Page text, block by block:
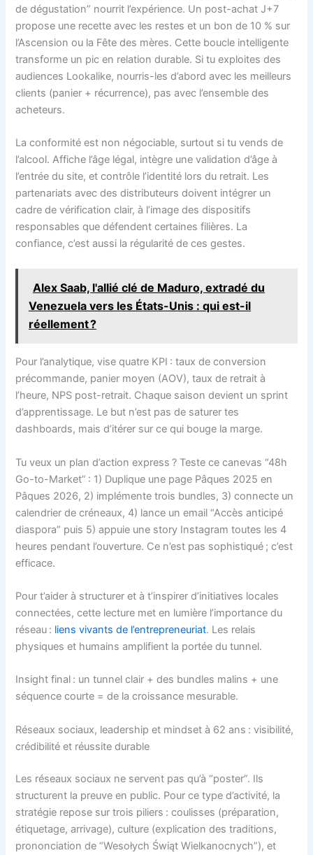
de dégustation” nourrit l’expérience. Un post-achat J+7
propose une recette avec les restes et un bon de 10 % sur
l’Ascension ou la Fête des mères. Cette boucle intelligente
transforme un pic en relation durable. Si tu exploites des
audiences Lookalike, nourris-les d’abord avec les meilleurs
clients (panier + récurrence), pas avec l’ensemble des
acheteurs.
La conformité est non négociable, surtout si tu vends de
l’alcool. Affiche l’âge légal, intègre une validation d’âge à
l’entrée du site, et contrôle l’identité lors du retrait. Les
partenariats avec des distributeurs doivent intégrer un
cadre de vérification clair, à l’image des dispositifs
responsables que défendent certaines filières. La
confiance, c’est aussi la régularité de ces gestes.
Alex Saab, l'allié clé de Maduro, extradé du
Venezuela vers les États-Unis : qui est-il
réellement ?
Pour l’analytique, vise quatre KPI : taux de conversion
précommande, panier moyen (AOV), taux de retrait à
l’heure, NPS post-retrait. Chaque saison devient un sprint
d’apprentissage. Le but n’est pas de saturer tes
dashboards, mais d’itérer sur ce qui bouge la marge.
Tu veux un plan d’action express ? Teste ce canevas “48h
Go-to-Market” : 1) Duplique une page Pâques 2025 en
Pâques 2026, 2) implémente trois bundles, 3) connecte un
calendrier de créneaux, 4) lance un email “Accès anticipé
diaspora” puis 5) appuie une story Instagram toutes les 4
heures pendant l’ouverture. Ce n’est pas sophistiqué ; c’est
efficace.
Pour t’aider à structurer et à t’inspirer d’initiatives locales
connectées, cette lecture met en lumière l’importance du
réseau : liens vivants de l’entrepreneuriat. Les relais
physiques et humains amplifient la portée du tunnel.
Insight final : un tunnel clair + des bundles malins + une
séquence courte = de la croissance mesurable.
Réseaux sociaux, leadership et mindset à 62 ans : visibilité,
crédibilité et réussite durable
Les réseaux sociaux ne servent pas qu’à “poster”. Ils
structurent la preuve en public. Pour ce type d’activité, la
stratégie repose sur trois piliers : coulisses (préparation,
étiquetage, arrivage), culture (explication des traditions,
prononciation de “Wesołych Świąt Wielkanocnych”), et